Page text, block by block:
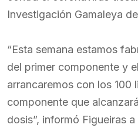
Investigación Gamaleya
“Esta semana estamos
del primer componente y
arrancaremos con los 100
componente que
dosis”, informó Figueiras a